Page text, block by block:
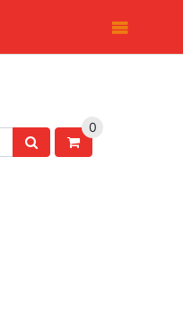

0